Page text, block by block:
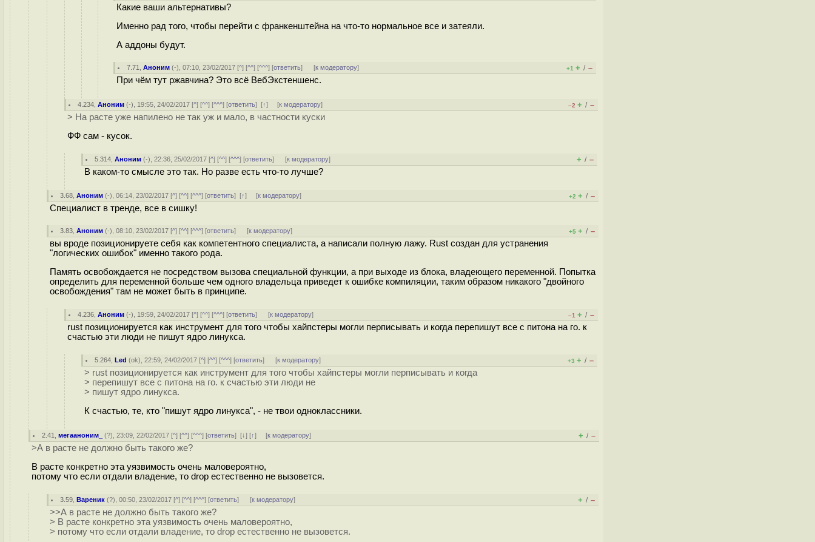
Какие ваши альтернативы?
Именно рад того, чтобы перейти с франкенштейна на что-то нормальное все и затеяли.
А аддоны будут.
7.71 ,Аноним (-), 07:10, 23/02/2017 [^] [^^] [^^^] [ответить] [к модератору] +1 + / –
При чём тут ржавчина? Это всё ВебЭкстеншенс.
4.234 ,Аноним (-), 19:55, 24/02/2017 [^] [^^] [^^^] [ответить][↑] [к модератору] –2 + / –
> На расте уже напилено не так уж и мало, в частности куски
ФФ сам - кусок.
5.314 ,Аноним (-), 22:36, 25/02/2017 [^] [^^] [^^^] [ответить] [к модератору] + / –
В каком-то смысле это так. Но разве есть что-то лучше?
3.68 ,Аноним (-), 06:14, 23/02/2017 [^] [^^] [^^^] [ответить][↑] [к модератору] +2 + / –
Специалист в тренде, все в сишку!
3.83 ,Аноним (-), 08:10, 23/02/2017 [^] [^^] [^^^] [ответить] [к модератору] +5 + / –
вы вроде позиционируете себя как компетентного специалиста, а написали полную лажу. Rust создан для устранения
"логических ошибок" именно такого рода.
Память освобождается не посредством вызова специальной функции, а при выходе из блока, владеющего переменной. Попытка
определить для переменной больше чем одного владельца приведет к ошибке компиляции, таким образом никакого "двойного
освобождения" там не может быть в принципе.
4.236 ,Аноним (-), 19:59, 24/02/2017 [^] [^^] [^^^] [ответить] [к модератору] –1 + / –
rust позиционируется как инструмент для того чтобы хайпстеры могли перписывать и когда перепишут все с питона на го. к
счастью эти люди не пишут ядро линукса.
5.264 ,Led (ok), 22:59, 24/02/2017 [^] [^^] [^^^] [ответить] [к модератору] +3 + / –
> rust позиционируется как инструмент для того чтобы хайпстеры могли перписывать и когда
> перепишут все с питона на го. к счастью эти люди не
> пишут ядро линукса.
К счастью, те, кто "пишут ядро линукса", - не твои одноклассники.
2.41 ,мегааноним_ (?), 23:09, 22/02/2017 [^] [^^] [^^^] [ответить][↓] [↑] [к модератору] + / –
>А в расте не должно быть такого же?
В расте конкретно эта уязвимость очень маловероятно,
потому что если отдали владение, то drop естественно не вызовется.
3.59 ,Вареник (?), 00:50, 23/02/2017 [^] [^^] [^^^] [ответить] [к модератору] + / –
>>А в расте не должно быть такого же?
> В расте конкретно эта уязвимость очень маловероятно,
> потому что если отдали владение, то drop естественно не вызовется.